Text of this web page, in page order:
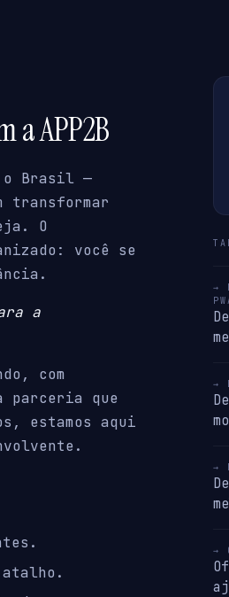
a APP2B
o Brasil —
transformar
O
você se
a
com
parceria que
estamos aqui
atalho.
→
→
→
→